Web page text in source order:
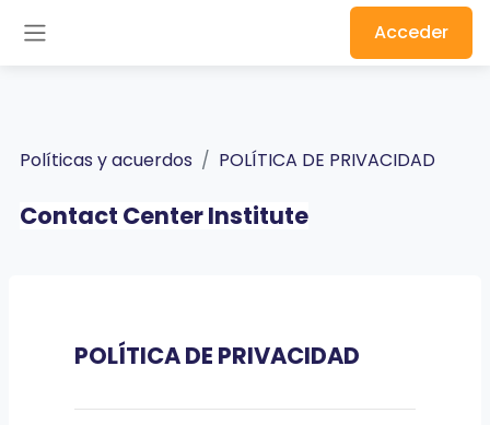
Acceder
Políticas y acuerdos POLÍTICA DE PRIVACIDAD
Contact Center Institute
POLÍTICA DE PRIVACIDAD